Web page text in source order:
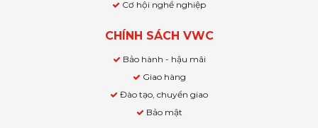
Cơ hội nghề nghiệp
CHÍNH SÁCH VWC
Bảo hành - hậu mãi
Giao hàng
Đào tạo, chuyển giao
Bảo mật